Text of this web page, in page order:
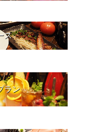
ス
ラン